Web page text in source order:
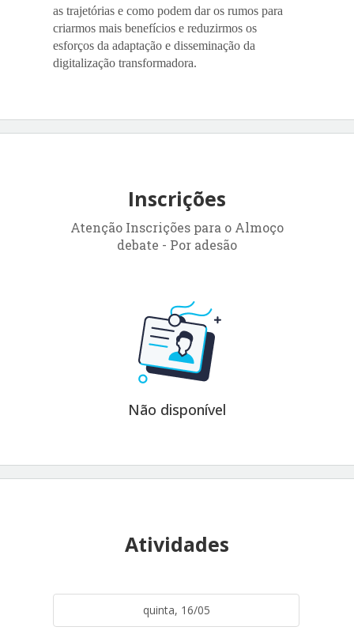
as trajetórias e como podem dar os rumos para
criarmos mais benefícios e reduzirmos os
esforços da adaptação e disseminação da
digitalização transformadora.
Inscrições
Atenção Inscrições para o Almoço
debate - Por adesão
Não disponível
Atividades
quinta, 16/05